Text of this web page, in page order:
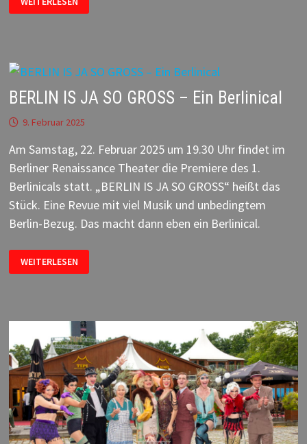
–
WIEDER
BERLIN IS JA SO GROSS – Ein Berlinical
9. Februar 2025
Am Samstag, 22. Februar 2025 um 19.30 Uhr findet im
Berliner Renaissance Theater die Premiere des 1.
Berlinicals statt. „BERLIN IS JA SO GROSS“ heißt das
Stück. Eine Revue mit viel Musik und unbedingtem
Berlin-Bezug. Das macht dann eben ein Berlinical.
IS
JA
BERLINICAL
WEITERLESEN